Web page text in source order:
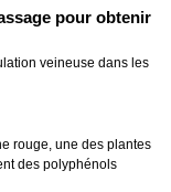
pour obtenir
veineuse dans les
rouge, une des plantes
des polyphénols